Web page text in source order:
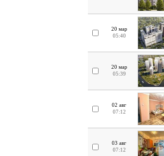
20 мар
05:40
20 мар
05:39
02 авг
07:12
03 авг
07:12